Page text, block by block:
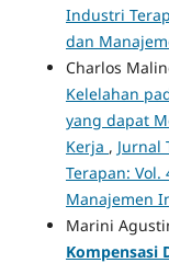
Industri
dan
Charlos
Kelelahan
yang dapat
Kerja , Jurnal
Terapan: Vol.
Manajemen
Marini
Kompensasi